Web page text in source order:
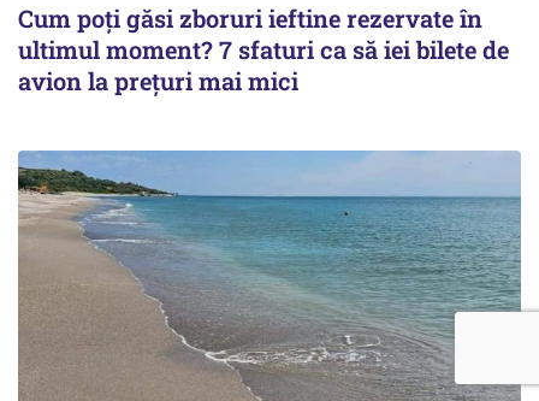
Cum poți găsi zboruri ieftine rezervate în
ultimul moment? 7 sfaturi ca să iei bilete de
avion la prețuri mai mici